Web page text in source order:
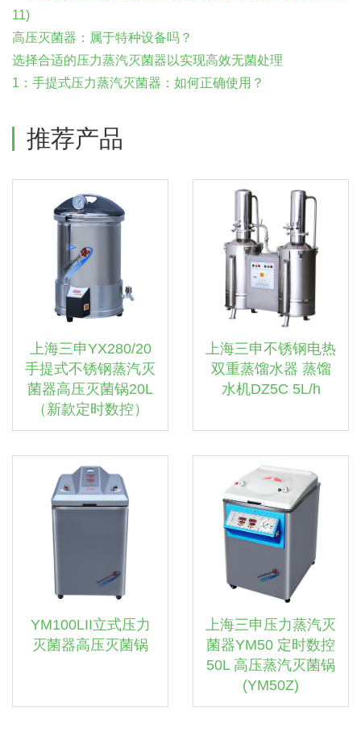
11)
高压灭菌器：属于特种设备吗？
选择合适的压力蒸汽灭菌器以实现高效无菌处理
1：手提式压力蒸汽灭菌器：如何正确使用？
推荐产品
上海三申YX280/20
手提式不锈钢蒸汽灭
菌器高压灭菌锅20L
（新款定时数控）
上海三申不锈钢电热
双重蒸馏水器 蒸馏
水机DZ5C 5L/h
YM100LII立式压力
灭菌器高压灭菌锅
上海三申压力蒸汽灭
菌器YM50 定时数控
50L 高压蒸汽灭菌锅
(YM50Z)